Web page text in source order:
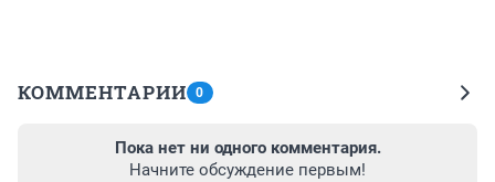
КОММЕНТАРИИ 0
Пока нет ни одного комментария.
Начните обсуждение первым!